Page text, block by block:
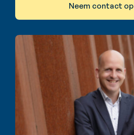
Neem contact op